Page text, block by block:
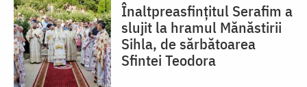
Înaltpreasfințitul Serafim a
slujit la hramul Mănăstirii
Sihla, de sărbătoarea
Sfintei Teodora